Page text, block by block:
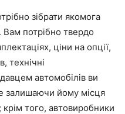
зібрати якомога
Вам потрібно твердо
ціни на опції,
технічні
автомобілів ви
залишаючи йому місця
того, автовиробники